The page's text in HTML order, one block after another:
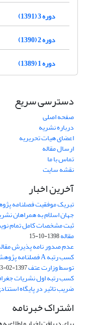
دوره 3 (1391)
دوره 2 (1390)
دوره 1 (1389)
دسترسی سریع
صفحه اصلی
درباره نشریه
اعضای هیات تحریریه
ارسال مقاله
تماس با ما
نقشه سایت
آخرین اخبار
تبریک موفقیت فصلنامه
جهان اسلام به همراهان
ثبت مشخصات کامل تمام
مقاله1398-10-15
عدم صدور نامه پذیرش
توسط وزارت عتف1397-02-03
کسب رتبه اول نشریات
ضریب تاثیر در پایگاه
اشتراک خبرنامه